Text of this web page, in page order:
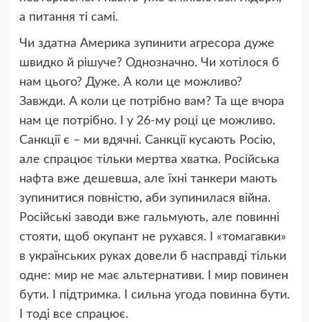
а питання ті самі.
Чи здатна Америка зупинити агресора дуже
швидко й рішуче? Однозначно. Чи хотілося б
нам цього? Дуже. А коли це можливо?
Завжди. А коли це потрібно вам? Та ще вчора
нам це потрібно. І у 26-му році це можливо.
Санкції є – ми вдячні. Санкції кусають Росію,
але спрацює тільки мертва хватка. Російська
нафта вже дешевша, але їхні танкери мають
зупинитися повністю, аби зупинилася війна.
Російські заводи вже гальмують, але повинні
стояти, щоб окупант не рухався. І «томагавки»
в українських руках довели б насправді тільки
одне: мир не має альтернативи. І мир повинен
бути. І підтримка. І сильна угода повинна бути.
І тоді все спрацює.